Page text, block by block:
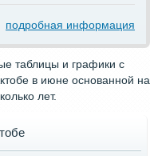
подробная информация
таблицы и графики с
в июне основанной на
лет.